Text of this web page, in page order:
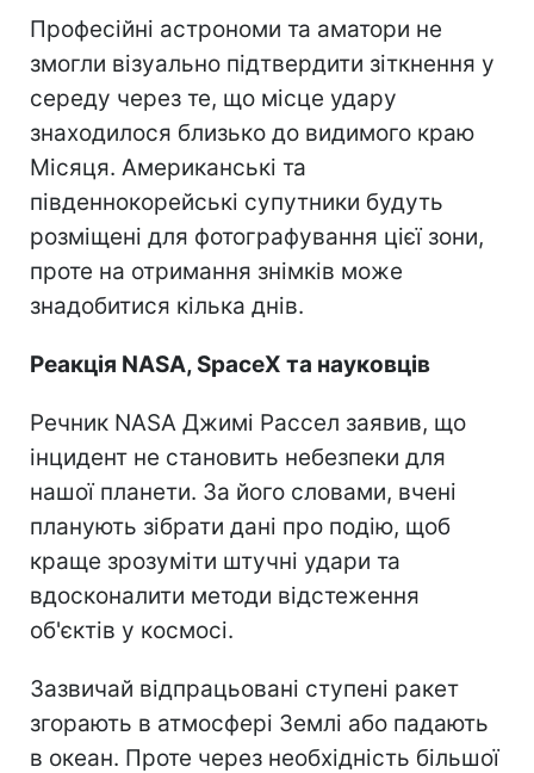
Професійні астрономи та аматори не
змогли візуально підтвердити зіткнення у
середу через те, що місце удару
знаходилося близько до видимого краю
Місяця. Американські та
південнокорейські супутники будуть
розміщені для фотографування цієї зони,
проте на отримання знімків може
знадобитися кілька днів.
Реакція NASA, SpaceX та науковців
Речник NASA Джимі Рассел заявив, що
інцидент не становить небезпеки для
нашої планети. За його словами, вчені
планують зібрати дані про подію, щоб
краще зрозуміти штучні удари та
вдосконалити методи відстеження
об'єктів у космосі.
Зазвичай відпрацьовані ступені ракет
згорають в атмосфері Землі або падають
в океан. Проте через необхідність більшої